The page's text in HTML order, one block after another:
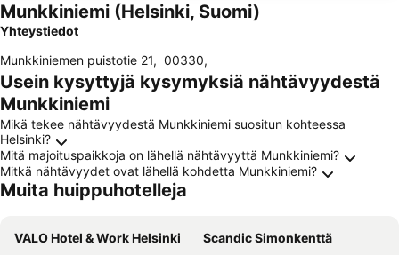
Munkkiniemi (Helsinki, Suomi)
Yhteystiedot
Munkkiniemen puistotie 21, 00330,
Usein kysyttyjä kysymyksiä nähtävyydestä
Munkkiniemi
Mikä tekee nähtävyydestä Munkkiniemi suositun kohteessa
Helsinki?
Mitä majoituspaikkoja on lähellä nähtävyyttä Munkkiniemi?
Mitkä nähtävyydet ovat lähellä kohdetta Munkkiniemi?
Muita huippuhotelleja
VALO Hotel & Work Helsinki
Scandic Simonkenttä